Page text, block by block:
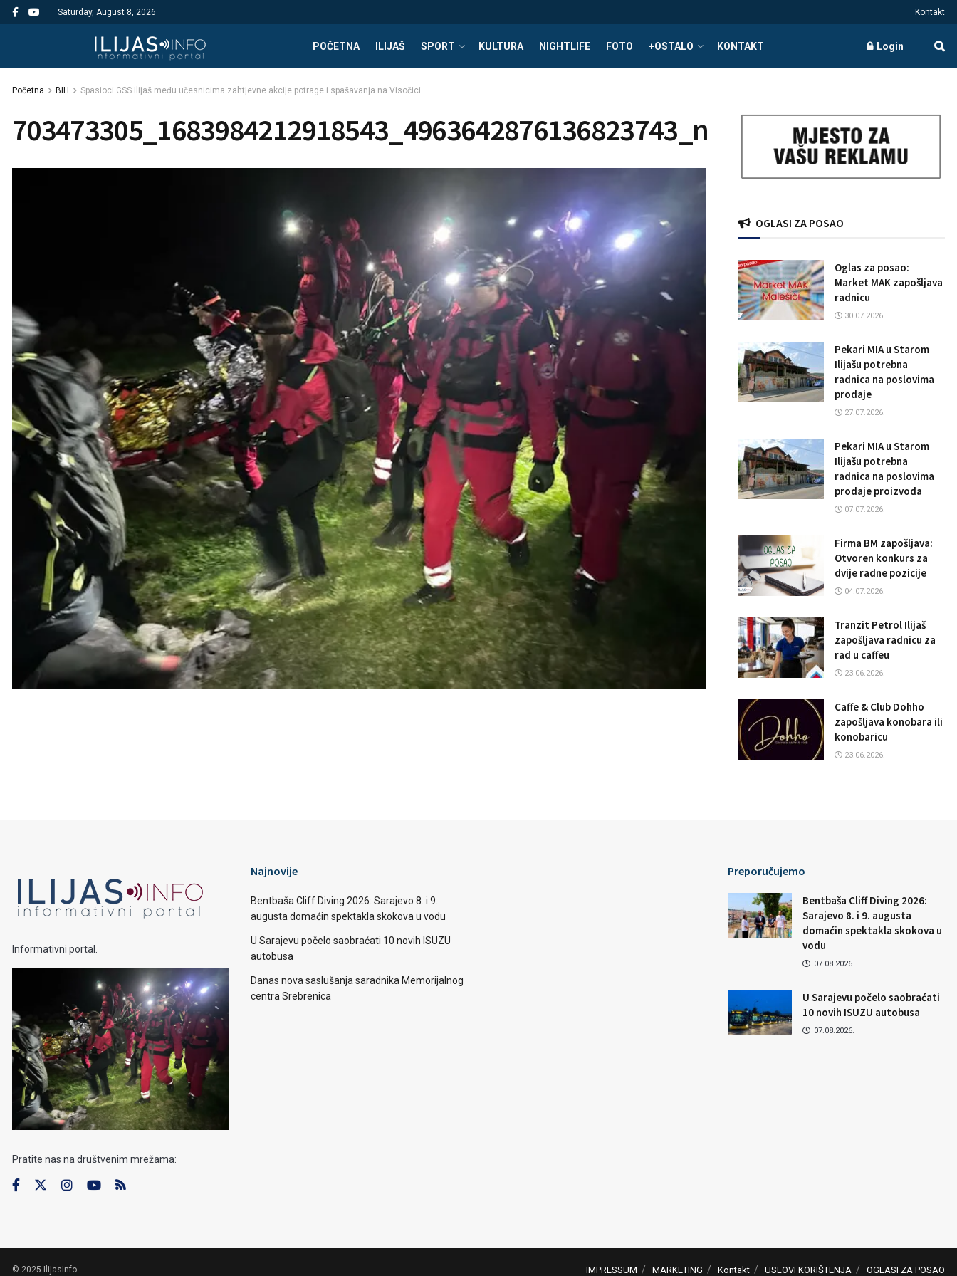
Saturday, August 8, 2026 Kontakt
POČETNA ILIJAŠ SPORT KULTURA NIGHTLIFE FOTO +OSTALO KONTAKT Login
Početna BIH Spasioci GSS Ilijaš među učesnicima zahtjevne akcije potrage i spašavanja na Visočici
703473305_1683984212918543_4963642876136823743_n
OGLASI ZA POSAO
Oglas za posao:
Market MAK zapošljava
radnicu
30.07.2026.
Pekari MIA u Starom
Ilijašu potrebna
radnica na poslovima
prodaje
27.07.2026.
Pekari MIA u Starom
Ilijašu potrebna
radnica na poslovima
prodaje proizvoda
07.07.2026.
Firma BM zapošljava:
Otvoren konkurs za
dvije radne pozicije
04.07.2026.
Tranzit Petrol Ilijaš
zapošljava radnicu za
rad u caffeu
23.06.2026.
Caffe & Club Dohho
zapošljava konobara ili
konobaricu
23.06.2026.
Informativni portal.
Pratite nas na društvenim mrežama:
Najnovije
Bentbaša Cliff Diving 2026: Sarajevo 8. i 9.
augusta domaćin spektakla skokova u vodu
U Sarajevu počelo saobraćati 10 novih ISUZU
autobusa
Danas nova saslušanja saradnika Memorijalnog
centra Srebrenica
Preporučujemo
Bentbaša Cliff Diving 2026:
Sarajevo 8. i 9. augusta
domaćin spektakla skokova u
vodu
07.08.2026.
U Sarajevu počelo saobraćati
10 novih ISUZU autobusa
07.08.2026.
IMPRESSUM MARKETING Kontakt USLOVI KORIŠTENJA OGLASI ZA POSAO
© 2025 IlijasInfo